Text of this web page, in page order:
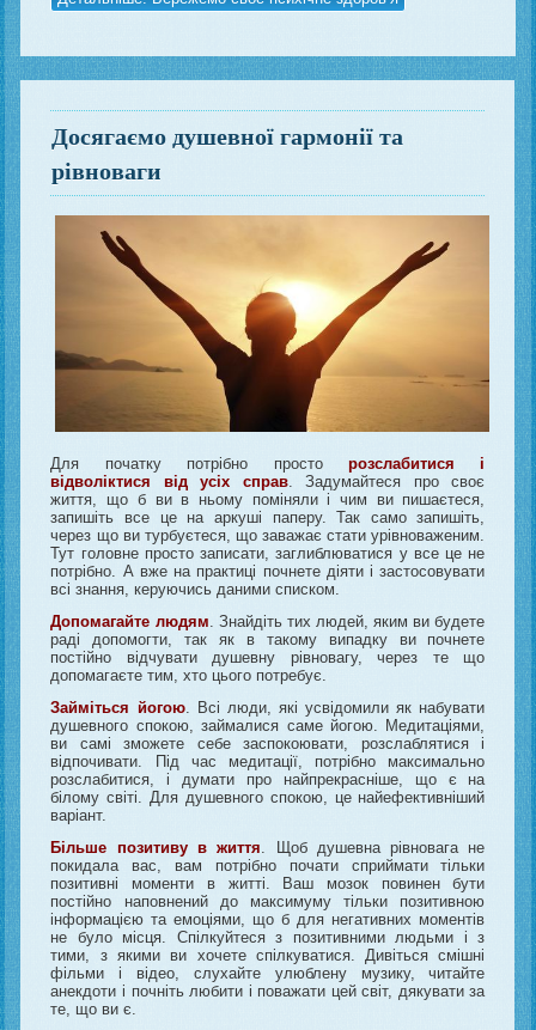
Досягаємо душевної гармонії та
рівноваги
Для початку потрібно просторозслабитися і
відволіктися
від усіх справ. Задумайтеся про своє
життя, що б ви в ньому поміняли і чим ви пишаєтеся,
запишіть все це на аркуші паперу. Так само запишіть,
через що ви турбуєтеся, що заважає стати урівноваженим.
Тут головне просто записати, заглиблюватися у все це не
потрібно. А вже на практиці почнете діяти і застосовувати
всі знання, керуючись даними списком.
Допомагайте людям . Знайдіть тих людей, яким ви будете
раді допомогти, так як в такому випадку ви почнете
постійно відчувати душевну рівновагу, через те що
допомагаєте тим, хто цього потребує.
Займіться йогою. Всі люди, які усвідомили як набувати
душевного спокою, займалися саме йогою. Медитаціями,
ви самі зможете себе заспокоювати, розслаблятися і
відпочивати. Під час медитації, потрібно максимально
розслабитися, і думати про найпрекрасніше, що є на
білому світі. Для душевного спокою, це найефективніший
варіант.
Більше позитиву в життя . Щоб душевна рівновага не
покидала вас, вам потрібно почати сприймати тільки
позитивні моменти в житті. Ваш мозок повинен бути
постійно наповнений до максимуму тільки позитивною
інформацією та емоціями, що б для негативних моментів
не було місця. Спілкуйтеся з позитивними людьми і з
тими, з якими ви хочете спілкуватися. Дивіться смішні
фільми і відео, слухайте улюблену музику, читайте
анекдоти і почніть любити і поважати цей світ, дякувати за
те, що ви є.